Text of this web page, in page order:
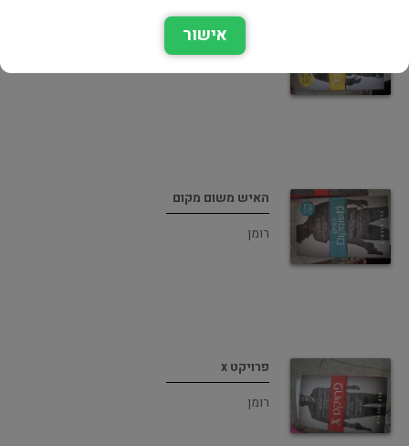
קלחע מהעבר
האיש משום מקום
רומן
פרויקט x
רומן
אישור